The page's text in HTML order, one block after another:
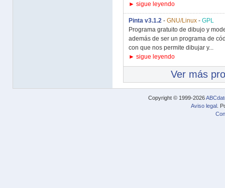
► sigue leyendo
Pinta v3.1.2 - GNU/Linux - GPL
Programa gratuito de dibujo y
además de ser un programa de
con que nos permite dibujar y...
► sigue leyendo
Ver más
Copyright © 1999-2026
Aviso legal .